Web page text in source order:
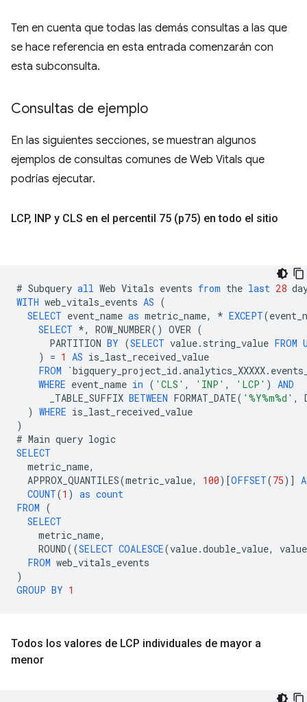
Ten en cuenta que todas las demás consultas a las que
se hace referencia en esta entrada comenzarán con
esta subconsulta.
Consultas de ejemplo
En las siguientes secciones, se muestran algunos
ejemplos de consultas comunes de Web Vitals que
podrías ejecutar.
LCP, INP y CLS en el percentil 75 (p75) en todo el sitio
# Subquery all Web Vitals events from the last 28
WITH web_vitals_events AS (
SELECT event_name as metric_name, * EXCEPT(
SELECT *, ROW_NUMBER() OVER (
PARTITION BY (SELECT value. string_value FROM
)
= 1 AS is_last_received_value
FROM
`bigquery_project_id .analytics_XXXXX.
WHERE event_name in ( 'CLS' , 'INP' , 'LCP' )
AND
_TABLE_SUFFIX BETWEEN FORMAT_DATE( '%Y%m%d' ,
) WHERE is_last_received_value
)
# Main query logic
SELECT
metric_name,
APPROX_QUANTILES(metric_value, 100)[OFFSET(75)]
COUNT(1 ) as count
FROM (
SELECT
metric_name,
ROUND((SELECT COALESCE(value.double_value,
value
FROM web_vitals_events
)
GROUP BY 1
Todos los valores de LCP individuales de mayor a
menor